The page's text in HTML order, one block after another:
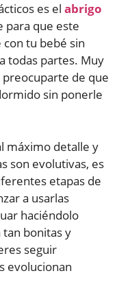
es el abrigo
para que este
con tu bebé sin
todas partes. Muy
de que
sin ponerle
máximo detalle y
son evolutivas, es
etapas de
a usarlas
haciéndolo
tan bonitas y
seguir
evolucionan